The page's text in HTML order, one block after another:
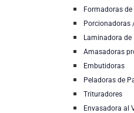
Formadoras de
Porcionadoras
Laminadora de
Amasadoras
Embutidoras
Peladoras de
Trituradores
Envasadora al